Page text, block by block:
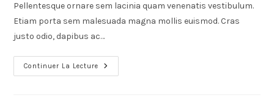
Pellentesque ornare sem lacinia quam venenatis vestibulum.
Etiam porta sem malesuada magna mollis euismod. Cras
justo odio, dapibus ac…
Continuer La Lecture